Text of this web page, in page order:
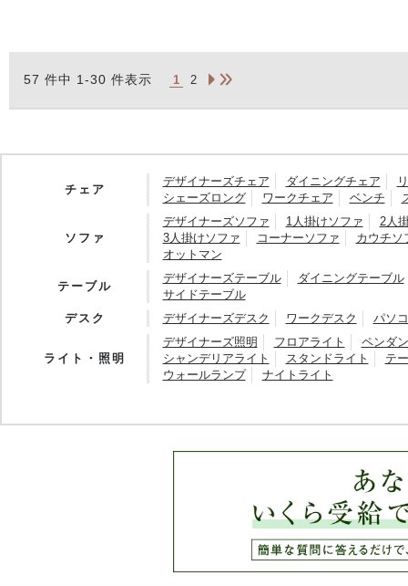
57 件中 1-30 件表示 1 2
チェア
デザイナーズチェア ダイニングチェア
シェーズロング
ワークチェア ベンチ
ソファ
デザイナーズソファ 1人掛けソファ
2人
3人掛けソファ
コーナーソファ
カウチソ
オットマン
テーブル
デザイナーズテーブル
ダイニングテーブル
サイドテーブル
デスク
デザイナーズデスク ワークデスク パソ
ライト・照明
デザイナーズ照明 フロアライト
ペンダ
シャンデリアライト
スタンドライト
テ
ウォールランプ
ナイトライト